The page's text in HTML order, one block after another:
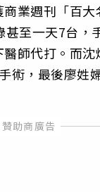
業週刊「百
至一天7台，
師代打。而
術，最後廖姓